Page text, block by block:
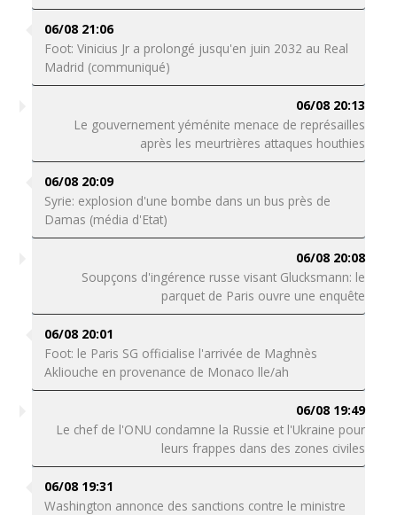
06/08 21:06
Foot: Vinicius Jr a prolongé jusqu'en juin 2032 au Real
Madrid (communiqué)
06/08 20:13
Le gouvernement yéménite menace de représailles
après les meurtrières attaques houthies
06/08 20:09
Syrie: explosion d'une bombe dans un bus près de
Damas (média d'Etat)
06/08 20:08
Soupçons d'ingérence russe visant Glucksmann: le
parquet de Paris ouvre une enquête
06/08 20:01
Foot: le Paris SG officialise l'arrivée de Maghnès
Akliouche en provenance de Monaco lle/ah
06/08 19:49
Le chef de l'ONU condamne la Russie et l'Ukraine pour
leurs frappes dans des zones civiles
06/08 19:31
Washington annonce des sanctions contre le ministre